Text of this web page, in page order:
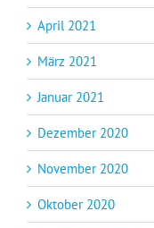
April 2021
März 2021
Januar 2021
Dezember 2020
November 2020
Oktober 2020